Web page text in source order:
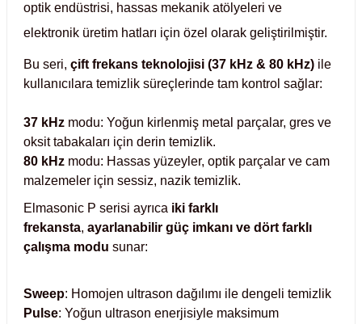
Kabinleri
Kapları
Buz Yapma Makineleri
optik endüstrisi, hassas mekanik atölyeleri ve
elektronik üretim hatları için özel olarak geliştirilmiştir.
Bu seri, çift frekans teknolojisi (37 kHz & 80 kHz) ile
kullanıcılara temizlik süreçlerinde tam kontrol sağlar:
37 kHz modu: Yoğun kirlenmiş metal parçalar, gres ve
oksit tabakaları için derin temizlik.
80 kHz modu: Hassas yüzeyler, optik parçalar ve cam
malzemeler için sessiz, nazik temizlik.
Elmasonic P serisi ayrıca iki farklı
frekansta, ayarlanabilir güç imkanı ve dört farklı
çalışma modu sunar:
Sweep: Homojen ultrason dağılımı ile dengeli temizlik
Pulse: Yoğun ultrason enerjisiyle maksimum